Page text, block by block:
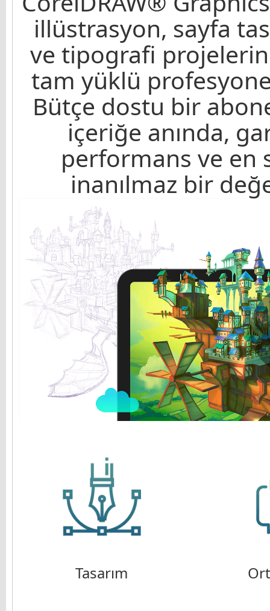
illüstrasyon, sayfa
ve tipografi
tam yüklü profesyonel
Bütçe dostu bir
içeriğe anında,
performans ve en
inanılmaz bir
Tasarım